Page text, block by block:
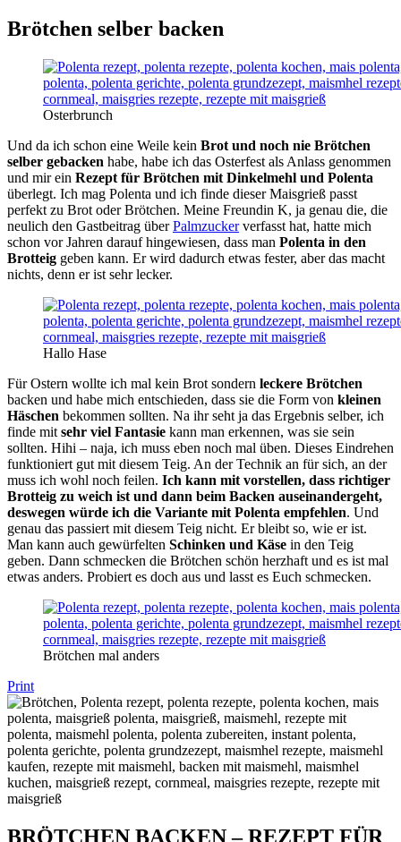
Brötchen selber backen
Osterbrunch
Und da ich schon eine Weile kein Brot und noch nie Brötchen
selber gebacken habe, habe ich das Osterfest als Anlass genommen
und mir ein Rezept für Brötchen mit Dinkelmehl und Polenta
überlegt. Ich mag Polenta und ich finde dieser Maisgrieß passt
perfekt zu Brot oder Brötchen. Meine Freundin K, ja genau die, die
neulich den Gastbeitrag überPalmzuckerverfasst hat, hatte mich
schon vor Jahren darauf hingewiesen, dass man Polenta in den
Brotteig geben kann. Er wird dadurch etwas fester, aber das macht
nichts, denn er ist sehr lecker.
Hallo Hase
Für Ostern wollte ich mal kein Brot sondern leckere Brötchen
backen und habe mich entschieden, dass sie die Form von kleinen
Häschen bekommen sollten. Na ihr seht ja das Ergebnis selber, ich
finde mit sehr viel Fantasie kann man erkennen, was sie sein
sollten. Hihi – naja, ich muss eben noch mal üben. Dieses Eindrehen
funktioniert gut mit diesem Teig. An der Technik an für sich, an der
muss ich wohl noch feilen. Ich kann mit vorstellen, dass richtiger
Brotteig zu weich ist und dann beim Backen auseinandergeht,
deswegen würde ich die Variante mit Polenta empfehlen. Und
genau das passiert mit diesem Teig nicht. Er bleibt so, wie er ist.
Man kann auch gewürfelten Schinken und Käse in den Teig
geben. Dann schmecken die Brötchen schön herzhaft und es ist mal
etwas anders. Probiert es doch aus und lasst es Euch schmecken.
Brötchen mal anders
Print
BRÖTCHEN BACKEN – REZEPT FÜR